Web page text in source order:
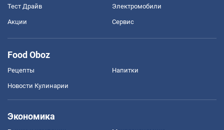
Тест Драйв Электромобили
Акции Сервис
Food Oboz
Рецепты Напитки
Новости Кулинарии
Экономика